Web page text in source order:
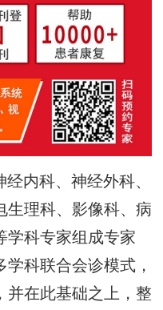
内科、神经外科、
生理科、影像科、病
学科专家组成专家
科联合会诊模式，
并在此基础之上，整